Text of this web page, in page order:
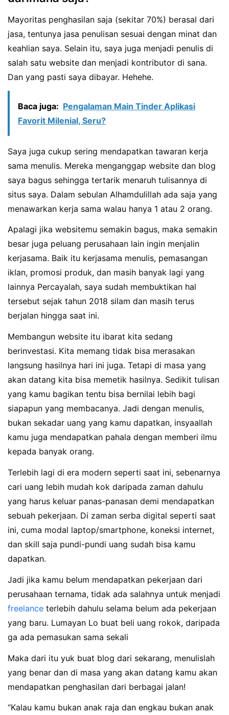
Mayoritas penghasilan saja (sekitar 70%) berasal dari
jasa, tentunya jasa penulisan sesuai dengan minat dan
keahlian saya. Selain itu, saya juga menjadi penulis di
salah satu website dan menjadi kontributor di sana.
Dan yang pasti saya dibayar. Hehehe.
Baca juga: Pengalaman Main Tinder Aplikasi
Favorit Milenial, Seru?
Saya juga cukup sering mendapatkan tawaran kerja
sama menulis. Mereka menganggap website dan blog
saya bagus sehingga tertarik menaruh tulisannya di
situs saya. Dalam sebulan Alhamdulillah ada saja yang
menawarkan kerja sama walau hanya 1 atau 2 orang.
Apalagi jika websitemu semakin bagus, maka semakin
besar juga peluang perusahaan lain ingin menjalin
kerjasama. Baik itu kerjasama menulis, pemasangan
iklan, promosi produk, dan masih banyak lagi yang
lainnya Percayalah, saya sudah membuktikan hal
tersebut sejak tahun 2018 silam dan masih terus
berjalan hingga saat ini.
Membangun website itu ibarat kita sedang
berinvestasi. Kita memang tidak bisa merasakan
langsung hasilnya hari ini juga. Tetapi di masa yang
akan datang kita bisa memetik hasilnya. Sedikit tulisan
yang kamu bagikan tentu bisa bernilai lebih bagi
siapapun yang membacanya. Jadi dengan menulis,
bukan sekadar uang yang kamu dapatkan, insyaallah
kamu juga mendapatkan pahala dengan memberi ilmu
kepada banyak orang.
Terlebih lagi di era modern seperti saat ini, sebenarnya
cari uang lebih mudah kok daripada zaman dahulu
yang harus keluar panas-panasan demi mendapatkan
sebuah pekerjaan. Di zaman serba digital seperti saat
ini, cuma modal laptop/smartphone, koneksi internet,
dan skill saja pundi-pundi uang sudah bisa kamu
dapatkan.
Jadi jika kamu belum mendapatkan pekerjaan dari
perusahaan ternama, tidak ada salahnya untuk menjadi
freelance terlebih dahulu selama belum ada pekerjaan
yang baru. Lumayan Lo buat beli uang rokok, daripada
ga ada pemasukan sama sekali
Maka dari itu yuk buat blog dari sekarang, menulislah
yang benar dan di masa yang akan datang kamu akan
mendapatkan penghasilan dari berbagai jalan!
“Kalau kamu bukan anak raja dan engkau bukan anak